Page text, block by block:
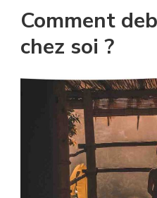
Comment
chez soi ?